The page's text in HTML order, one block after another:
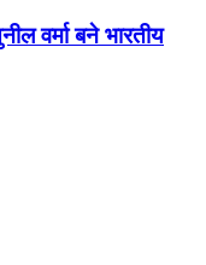
वर्मा बने भारतीय